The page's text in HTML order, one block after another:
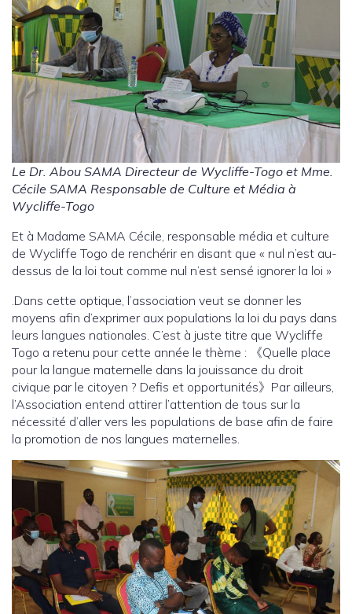
Le Dr. Abou SAMA Directeur de Wycliffe-Togo et Mme.
Cécile SAMA Responsable de Culture et Média à
Wycliffe-Togo
Et à Madame SAMA Cécile, responsable média et culture
de Wycliffe Togo de renchérir en disant que « nul n’est au-
dessus de la loi tout comme nul n’est sensé ignorer la loi »
.Dans cette optique, l’association veut se donner les
moyens afin d’exprimer aux populations la loi du pays dans
leurs langues nationales. C’est à juste titre que Wycliffe
Togo a retenu pour cette année le thème : 《Quelle place
pour la langue maternelle dans la jouissance du droit
civique par le citoyen ? Defis et opportunités》Par ailleurs,
l’Association entend attirer l’attention de tous sur la
nécessité d’aller vers les populations de base afin de faire
la promotion de nos langues maternelles.